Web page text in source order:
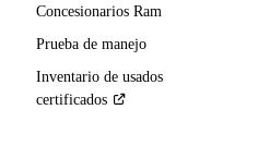
Concesionarios Ram
Prueba de manejo
Inventario de usados
certificados